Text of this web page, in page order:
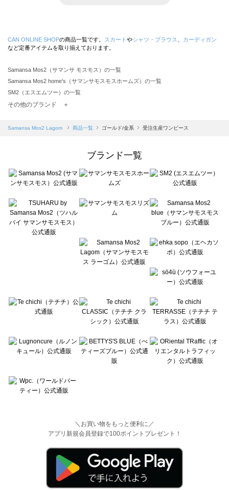
CAN ONLINE SHOPの商品一覧です。 スカート やシャツ・ブラウス
カーディガン
など定番アイテムを取り揃えております。
Samansa Mos2（サマンサ モスモス）の一覧
Samansa Mos2 home's（サマンサモスモスホームズ）の一覧
SM2（エスエムツー）の一覧
TSUHARU by Samansa Mos2（ツハルバイサマンサモスモス）の一覧
Samansa Mos2 blue（サマンサモスモス ブルー）の一覧
Te chichi（テチチ）の一覧
Te chichi CLASSIC（テチチ クラシック）の一覧
Lugnoncure（ルノンキュール）の一覧
BETTY'S BLUE（べティーズブルー）の一覧
Wpc.（ワールドパーティー）の一覧
その他のブランド ＋
Samansa Mos2 Lagom 商品一覧 ゴールド/金系 受注生産ワンピース
ブランド一覧
＼お買い物をもっと便利に／
アプリ新規会員登録で100ポイントプレゼント！